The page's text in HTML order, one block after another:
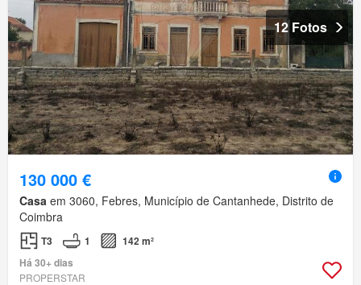
12 Fotos
130 000 €
Casa em 3060, Febres, Município de Cantanhede, Distrito de
Coimbra
T3 1
142 m²
Há 30+ dias
PROPERSTAR